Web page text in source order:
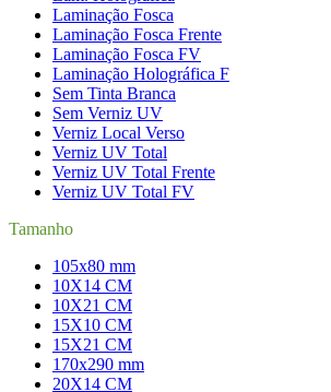
Laminação Fosca
Laminação Fosca Frente
Laminação Fosca FV
Laminação Holográfica F
Sem Tinta Branca
Sem Verniz UV
Verniz Local Verso
Verniz UV Total
Verniz UV Total Frente
Verniz UV Total FV
Tamanho
105x80 mm
10X14 CM
10X21 CM
15X10 CM
15X21 CM
170x290 mm
20X14 CM